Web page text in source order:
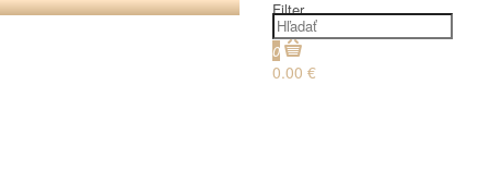
Filter
0
0.00 €